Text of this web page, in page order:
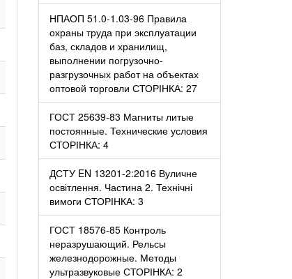
НПАОП 51.0-1.03-96 Правила
охраны труда при эксплуатации
баз, складов и хранилищ,
выполнении погрузочно-
разгрузочных работ на объектах
оптовой торговли СТОРІНКА: 27
ГОСТ 25639-83 Магниты литые
постоянные. Технические условия
СТОРІНКА: 4
ДСТУ EN 13201-2:2016 Вуличне
освітлення. Частина 2. Технічні
вимоги СТОРІНКА: 3
ГОСТ 18576-85 Контроль
неразрушающий. Рельсы
железнодорожные. Методы
ультразвуковые СТОРІНКА: 2